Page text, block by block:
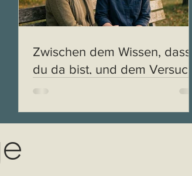
Zwischen dem Wissen, dass
du da bist, und dem Versuch,